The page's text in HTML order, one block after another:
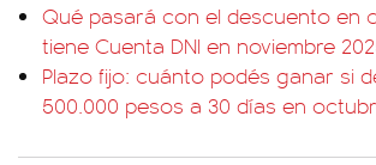
Qué pasará con el descuento en
tiene Cuenta DNI en noviembre
Plazo fijo: cuánto podés ganar si
500.000 pesos a 30 días en